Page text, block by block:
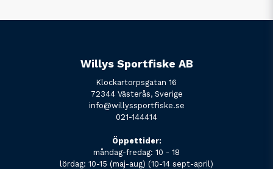
Willys Sportfiske AB
Klockartorpsgatan 16
72344 Västerås, Sverige
info@willyssportfiske.se
021-144414
Öppettider:
måndag-fredag: 10 - 18
lördag: 10-15 (maj-aug) (10-14 sept-april)